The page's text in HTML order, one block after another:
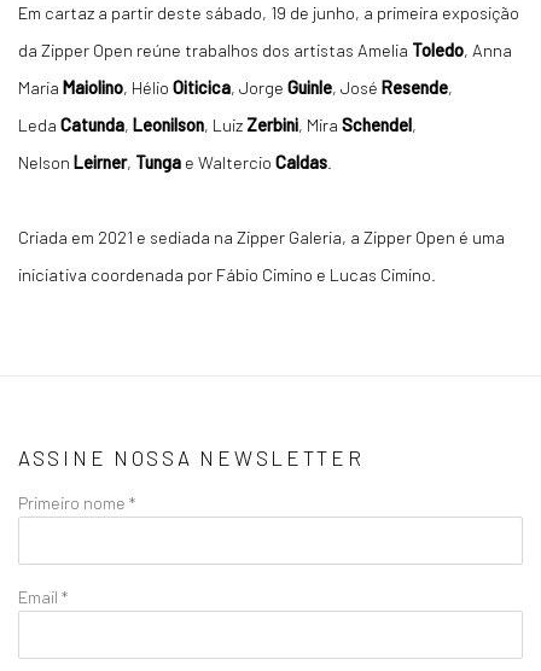
Em cartaz a partir deste sábado, 19 de junho, a primeira exposição
da Zipper Open reúne trabalhos dos artistas Amelia Toledo, Anna
Maria Maiolino, Hélio Oiticica, Jorge Guinle, José Resende,
Leda Catunda, Leonilson, Luiz Zerbini, Mira Schendel,
Nelson Leirner, Tunga e Waltercio Caldas
Criada em 2021 e sediada na Zipper Galeria, a Zipper Open é uma
iniciativa coordenada por Fábio Cimino e Lucas Cimino.
ASSINE NOSSA NEWSLETTER
Primeiro nome *
Email *